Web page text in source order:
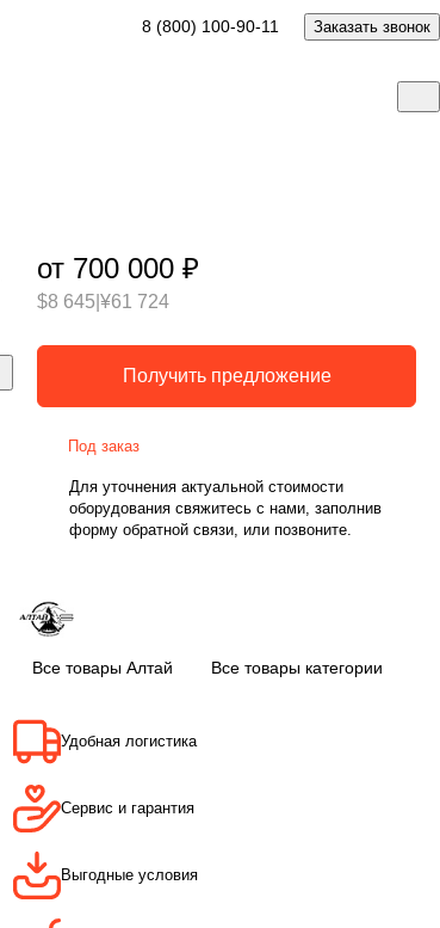
8 (800) 100-90-11 Заказать звонок
от 700 000 ₽
$8 645 ¥61 724
Получить предложение
Под заказ
Для уточнения актуальной стоимости
оборудования свяжитесь с нами, заполнив
форму обратной связи, или позвоните.
Все товары Алтай Все товары категории
Удобная логистика
Сервис и гарантия
Выгодные условия